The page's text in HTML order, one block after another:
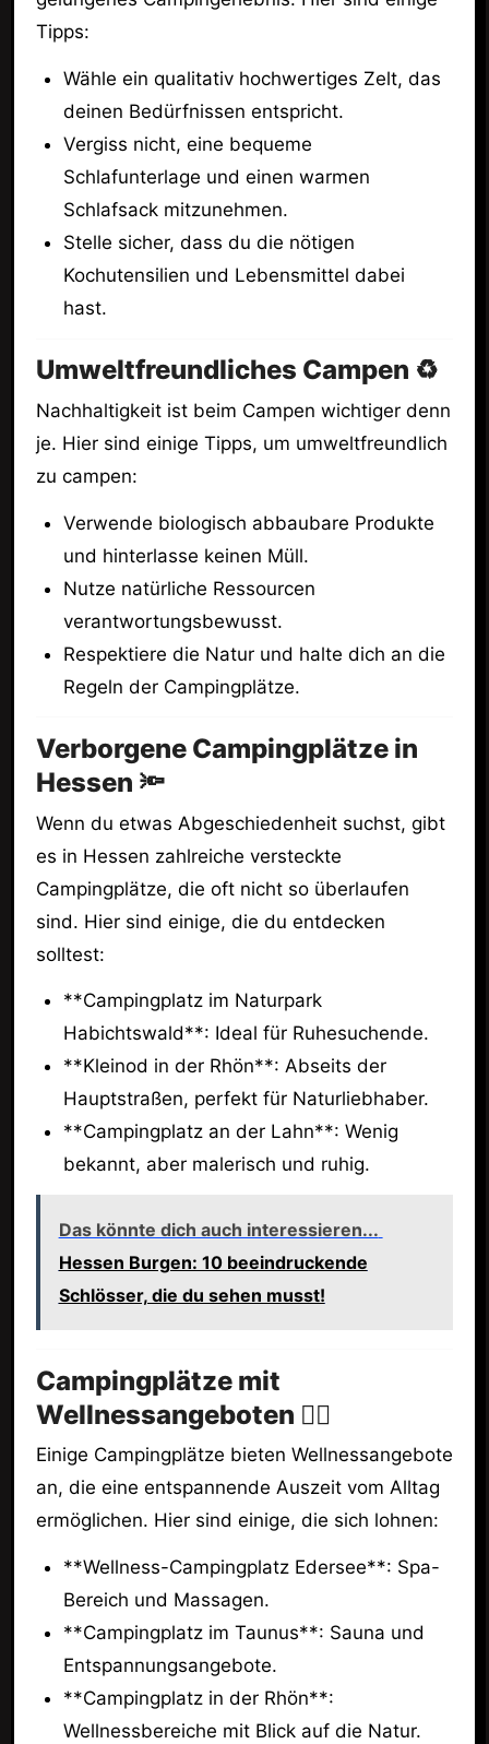
Tipps:
Wähle ein qualitativ hochwertiges Zelt, das
deinen Bedürfnissen entspricht.
Vergiss nicht, eine bequeme
Schlafunterlage und einen warmen
Schlafsack mitzunehmen.
Stelle sicher, dass du die nötigen
Kochutensilien und Lebensmittel dabei
hast.
Umweltfreundliches Campen ♻️
Nachhaltigkeit ist beim Campen wichtiger denn
je. Hier sind einige Tipps, um umweltfreundlich
zu campen:
Verwende biologisch abbaubare Produkte
und hinterlasse keinen Müll.
Nutze natürliche Ressourcen
verantwortungsbewusst.
Respektiere die Natur und halte dich an die
Regeln der Campingplätze.
Verborgene Campingplätze in
Hessen 🔦
Wenn du etwas Abgeschiedenheit suchst, gibt
es in Hessen zahlreiche versteckte
Campingplätze, die oft nicht so überlaufen
sind. Hier sind einige, die du entdecken
solltest:
**Campingplatz im Naturpark
Habichtswald**: Ideal für Ruhesuchende.
**Kleinod in der Rhön**: Abseits der
Hauptstraßen, perfekt für Naturliebhaber.
**Campingplatz an der Lahn**: Wenig
bekannt, aber malerisch und ruhig.
Das könnte dich auch interessieren...
Hessen Burgen: 10 beeindruckende
Schlösser, die du sehen musst!
Campingplätze mit
Wellnessangeboten 🧖‍♀️
Einige Campingplätze bieten Wellnessangebote
an, die eine entspannende Auszeit vom Alltag
ermöglichen. Hier sind einige, die sich lohnen:
**Wellness-Campingplatz Edersee**: Spa-
Bereich und Massagen.
**Campingplatz im Taunus**: Sauna und
Entspannungsangebote.
**Campingplatz in der Rhön**:
Wellnessbereiche mit Blick auf die Natur.